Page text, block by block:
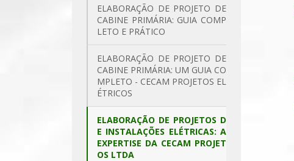
ELABORAÇÃO DE PROJETO DE
CABINE PRIMÁRIA: GUIA COMP
LETO E PRÁTICO
ELABORAÇÃO DE PROJETO DE
CABINE PRIMÁRIA: UM GUIA CO
MPLETO - CECAM PROJETOS EL
ÉTRICOS
ELABORAÇÃO DE PROJETOS D
E INSTALAÇÕES ELÉTRICAS: A
EXPERTISE DA CECAM PROJET
OS LTDA